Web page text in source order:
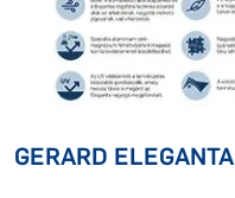
GERARD ELEGANTA